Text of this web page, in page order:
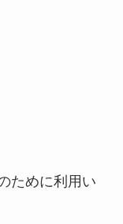
ために利用い